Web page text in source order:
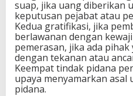
suap, jika uang diberikan
keputusan pejabat atau
Kedua gratifikasi, jika
berlawanan dengan
pemerasan, jika ada
dengan tekanan atau
Keempat tindak pidana
upaya menyamarkan asal
pidana.